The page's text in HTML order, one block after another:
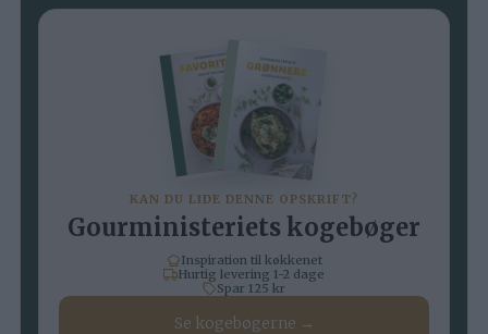
KAN DU LIDE DENNE OPSKRIFT?
Gourministeriets kogebøger
Inspiration til køkkenet
Hurtig levering 1-2 dage
Spar 125 kr
Se kogebøgerne →